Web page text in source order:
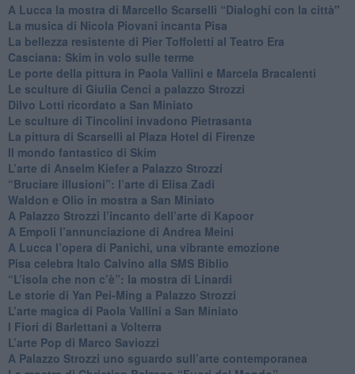
A Lucca la mostra di Marcello Scarselli “Dialoghi con la città"
​La musica di Nicola Piovani incanta Pisa
​La bellezza resistente di Pier Toffoletti al Teatro Era
​Casciana: Skim in volo sulle terme
​Le porte della pittura in Paola Vallini e Marcela Bracalenti
​Le sculture di Giulia Cenci a palazzo Strozzi
​Dilvo Lotti ricordato a San Miniato
​Le sculture di Tincolini invadono Pietrasanta
La pittura di Scarselli al Plaza Hotel di Firenze
​Il mondo fantastico di Skim
​L’arte di Anselm Kiefer a Palazzo Strozzi
​“Bruciare illusioni”: l’arte di Elisa Zadi
​Waldon e Olio in mostra a San Miniato
​A Palazzo Strozzi l’incanto dell’arte di Kapoor
​A Empoli l’annunciazione di Andrea Meini
A Lucca l’opera di Panichi, una vibrante emozione
Pisa celebra Italo Calvino alla SMS Biblio
“L’isola che non c’è”: la mostra di Linardi
​Le storie di Yan Pei-Ming a Palazzo Strozzi
​L’arte magica di Paola Vallini a San Miniato
​I Fiori di Barlettani a Volterra
​L’arte Pop di Marco Saviozzi
​A Palazzo Strozzi uno sguardo sull’arte contemporanea